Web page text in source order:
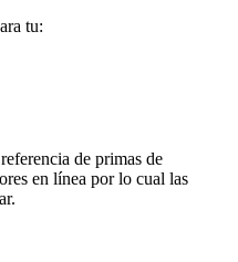
tu:
de primas de
en línea por lo cual las